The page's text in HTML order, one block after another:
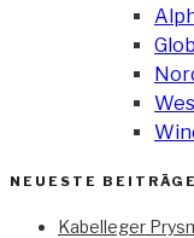
NEUESTE BEITRÄGE
Kabelleger